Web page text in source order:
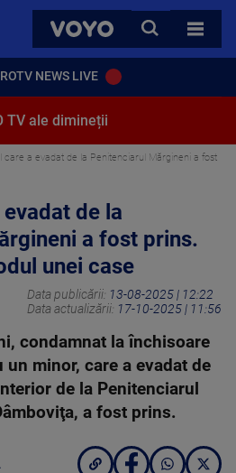
VOYO
CAUTA
TOATE
NEWS LIVE
TV ale dimineții
care a evadat de la Penitenciarul Mărgineni a fost
de la
a fost prins.
unei case
Data publicării: 13-08-2025 | 12:22
Data actualizării: 17-10-2025 | 11:56
condamnat la închisoare
minor, care a evadat de
de la Penitenciarul
a fost prins.